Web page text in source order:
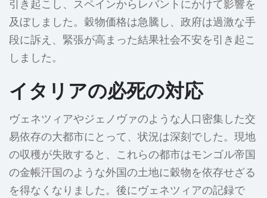
引き起こし、スペインからレバントにかけて影響を
及ぼしました。穀物価格は急騰し、政府は過激な手
段に訴え、緊張が高まった結果社会不安を引き起こ
しました。
イタリアの必死の対応
ヴェネツィアやジェノヴァのような人口密集した交
易依存の大都市にとって、状況は深刻でした。現地
の収穫が失敗すると、これらの都市はモンゴル帝国
の金帳汗国のような外国の土地に穀物を依存せざる
を得なくなりました。後にヴェネツィアの記録で